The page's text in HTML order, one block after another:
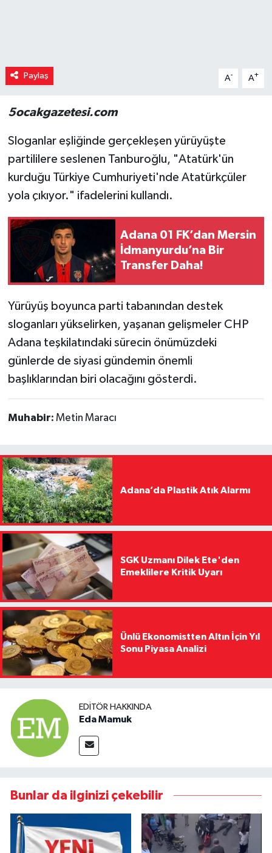
Paylaş A- A+
5ocakgazetesi.com
Sloganlar eşliğinde gerçekleşen yürüyüşte
partililere seslenen Tanburoğlu, "Atatürk'ün
kurduğu Türkiye Cumhuriyeti'nde Atatürkçüler
yola çıkıyor." ifadelerini kullandı.
Adana 01 FK’dan Mersin
İdmanyurdu’na Bir
Transfer Daha!
Yürüyüş boyunca parti tabanından destek
sloganları yükselirken, yaşanan gelişmeler CHP
Adana teşkilatındaki sürecin önümüzdeki
günlerde de siyasi gündemin önemli
başlıklarından biri olacağını gösterdi.
Muhabir: Metin Maracı
Adana’da Plastik Atık Alarmı
SGK Uzmanı Dilek Ete'den
Emeklilere Kritik Uyarı
Ünlü Ekonomistten Altın İçin Yıl
Sonu Piyasa Analizi
EDITÖR HAKKINDA
Eda Mamuk
Bunlar da ilginizi çekebilir